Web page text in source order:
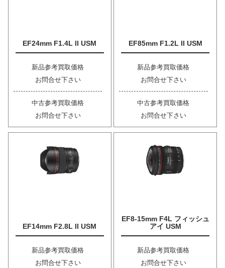
EF24mm F1.4L II USM
新品参考買取価格
お問合せ下さい
中古参考買取価格
お問合せ下さい
EF85mm F1.2L II USM
新品参考買取価格
お問合せ下さい
中古参考買取価格
お問合せ下さい
EF14mm F2.8L II USM
新品参考買取価格
お問合せ下さい
EF8-15mm F4L フィッシュ
アイ USM
新品参考買取価格
お問合せ下さい